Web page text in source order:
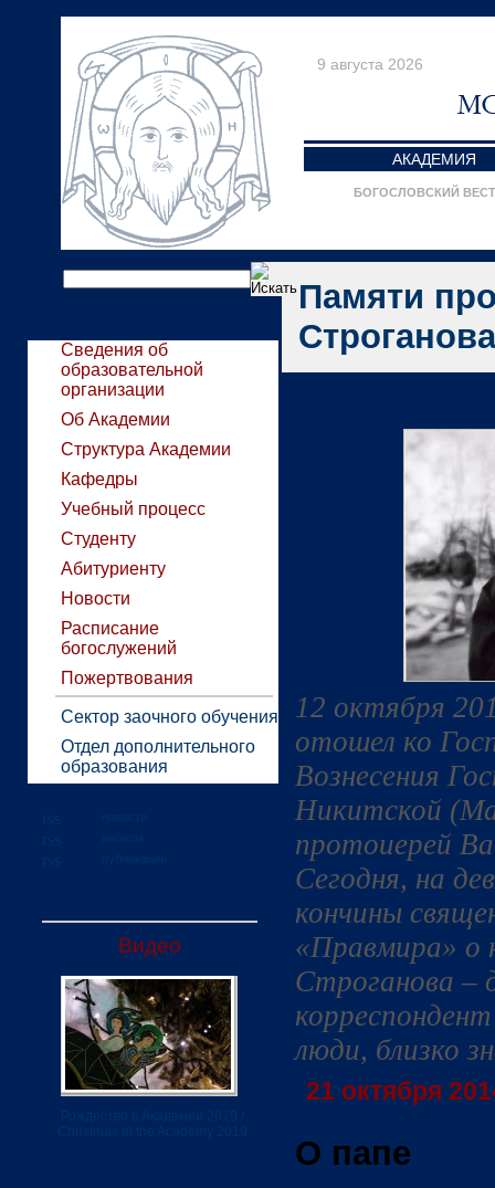
9 августа 2026
АКАДЕМИЯ
БОГОСЛОВСКИЙ
Сведения об
образовательной
организации
Об Академии
Структура Академии
Кафедры
Учебный процесс
Студенту
Абитуриенту
Новости
Расписание
богослужений
Пожертвования
Сектор заочного обучения
Отдел дополнительного
образования
Видео
Памяти
Строганова
12 октября
отошел ко
Вознесения
Никитской
протоиерей
Сегодня, на
кончины
«Правмира» о
Строганова –
люди, близко
21 октября
О папе